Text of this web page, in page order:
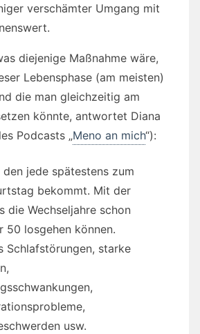
verschämter Umgang mit
diejenige Maßnahme wäre,
Lebensphase (am meisten)
die man gleichzeitig am
könnte, antwortet Diana
Podcasts „Meno an mich“):
den jede spätestens zum
bekommt. Mit der
die Wechseljahre schon
50 losgehen können.
Schlafstörungen, starke
usw.